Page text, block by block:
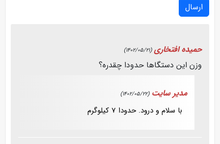
ارسال
حمیده افتخاری(1402/05/21)
وزن این دستگاها حدودا چقدره؟
مدیر سایت (1402/05/22)
با سلام و درود. حدودا 7 کیلوگرم